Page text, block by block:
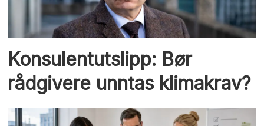
Konsulentutslipp: Bør
rådgivere unntas klimakrav?